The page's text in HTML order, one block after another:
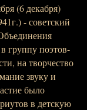
(6 декабря)
- советский
группу поэтов-
на творчество
звуку и
было
в детскую